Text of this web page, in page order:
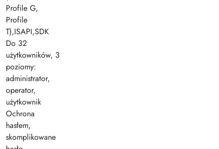
Profile G,
Profile
T),ISAPI,SDK
Do 32
użytkowników, 3
poziomy:
administrator,
operator,
użytkownik
Ochrona
hasłem,
skomplikowane